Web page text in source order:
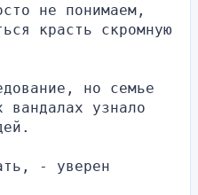
не понимаем,
красть скромную
но семье
узнало
- уверен